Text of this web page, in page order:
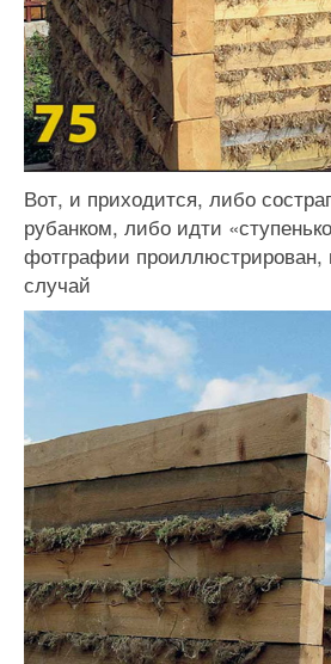
Вот, и приходится, либо
рубанком, либо идти
фотграфии проиллюстрирован,
случай